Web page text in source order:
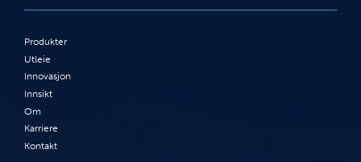
Produkter
Utleie
Innovasjon
Innsikt
Om
Karriere
Kontakt